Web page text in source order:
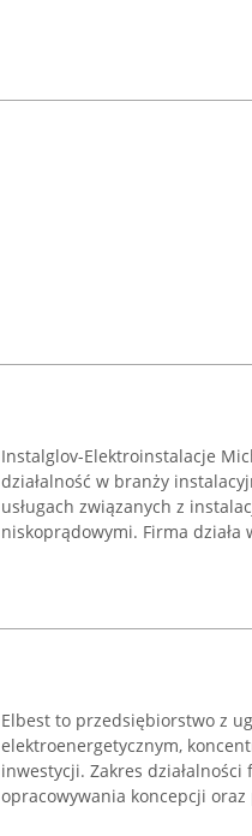
Instalglov-Elektroinstalacje
działalność w branży
usługach związanych z
niskoprądowymi. Firma działa
Elbest to przedsiębiorstwo z
elektroenergetycznym,
inwestycji. Zakres działalności
opracowywania koncepcji